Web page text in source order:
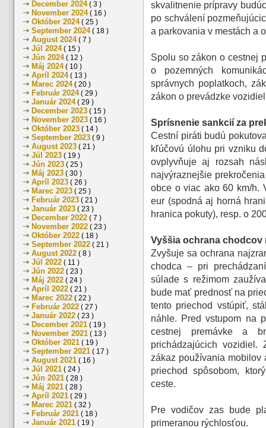
December 2024( 3 )
November 2024( 16 )
Október 2024( 25 )
September 2024( 18 )
August 2024( 7 )
Júl 2024( 15 )
Jún 2024( 12 )
Máj 2024( 10 )
Apríl 2024( 13 )
Marec 2024( 20 )
Február 2024( 29 )
Január 2024( 29 )
December 2023 ( 15 )
November 2023 ( 16 )
Október 2023 ( 14 )
September 2023 ( 9 )
August 2023 ( 21 )
Júl 2023 ( 19 )
Jún 2023 ( 25 )
Máj 2023 ( 30 )
Apríl 2023 ( 26 )
Marec 2023 ( 25 )
Február 2023 ( 21 )
Január 2023 ( 23 )
December 2022 ( 7 )
November 2022 ( 23 )
Október 2022 ( 18 )
September 2022 ( 21 )
August 2022 ( 8 )
Júl 2022 ( 11 )
Jún 2022 ( 23 )
Máj 2022 ( 24 )
Apríl 2022 ( 21 )
Marec 2022 ( 22 )
Február 2022 ( 27 )
Január 2022 ( 23 )
December 2021 ( 19 )
November 2021 ( 13 )
Október 2021 ( 19 )
September 2021 ( 17 )
August 2021 ( 16 )
Júl 2021 ( 24 )
Jún 2021 ( 28 )
Máj 2021 ( 28 )
Apríl 2021 ( 29 )
Marec 2021 ( 32 )
Február 2021 ( 18 )
Január 2021 ( 19 )
skvalitnenie prípravy
po schválení
a parkovania v mestách a
Spolu so zákon o cestnej
o pozemných
správnych poplatkoch,
zákon o prevádzke
Sprísnenie sankcií za
Cestní piráti budú
kľúčovú úlohu pri vzniku
ovplyvňuje aj rozsah
najvýraznejšie
obce o viac ako 60 km/h.
eur (spodná aj horná
hranica pokuty), resp. o
Vyššia ochrana chodcov
Zvyšuje sa ochrana
chodca – pri
súlade s režimom
bude mať prednosť na
tento priechod vstúpiť,
náhle. Pred vstupom na
cestnej premávke a
prichádzajúcich
zákaz používania mobilov
priechod spôsobom,
ceste.
Pre vodičov zas bude
primeranou rýchlosťou.